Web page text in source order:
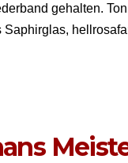
gehal­ten.
Saphir­glas,